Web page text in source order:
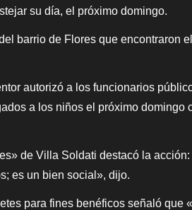
su día, el próximo domingo.
barrio de Flores que encontraron
autorizó a los funcionarios
a los niños el próximo domingo
de Villa Soldati destacó la acción:
es un bien social», dijo.
para fines benéficos señaló que